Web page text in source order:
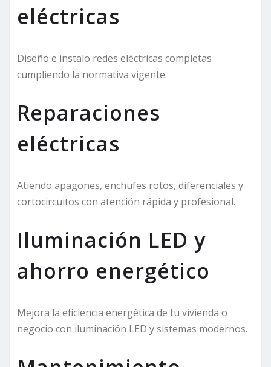
eléctricas
Diseño e instalo redes eléctricas completas
cumpliendo la normativa vigente.
Reparaciones
eléctricas
Atiendo apagones, enchufes rotos, diferenciales y
cortocircuitos con atención rápida y profesional.
Iluminación LED y
ahorro energético
Mejora la eficiencia energética de tu vivienda o
negocio con iluminación LED y sistemas modernos.